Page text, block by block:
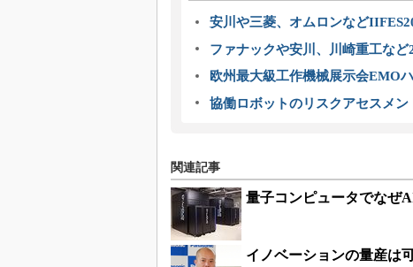
安川や三菱、オムロンなど
ファナックや安川、川崎重工な
欧州最大級工作機械展示会EMO
協働ロボットのリスクアセスメン
関連記事
量子コンピュータでなぜ
イノベーションの量産は